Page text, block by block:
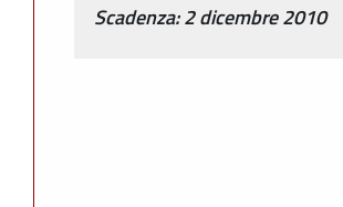
Scadenza: 2 dicembre 2010